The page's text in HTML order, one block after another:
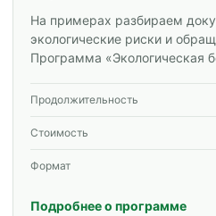
На примерах разбираем
экологические риски и
Программа «Экологическая
специалистов и
Продолжительность
Стоимость
Формат
Подробнее о программе